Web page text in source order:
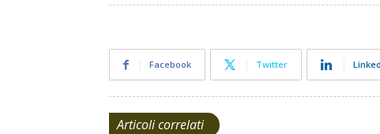
Facebook Twitter
Articoli correlati